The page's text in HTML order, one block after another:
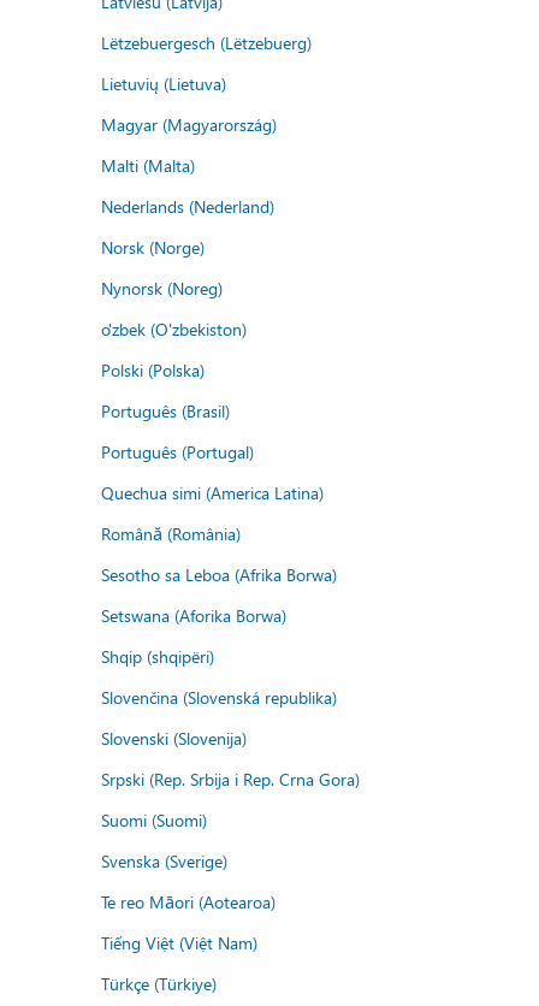
Lëtzebuergesch (Lëtzebuerg)
Lietuvių (Lietuva)
Magyar (Magyarország)
Malti (Malta)
Nederlands (Nederland)
Norsk (Norge)
Nynorsk (Noreg)
o'zbek (O'zbekiston)
Polski (Polska)
Português (Brasil)
Português (Portugal)
Quechua simi (America Latina)
Română (România)
Sesotho sa Leboa (Afrika Borwa)
Setswana (Aforika Borwa)
Shqip (shqipëri)
Slovenčina (Slovenská republika)
Slovenski (Slovenija)
Srpski (Rep. Srbija i Rep. Crna Gora)
Suomi (Suomi)
Svenska (Sverige)
Te reo Māori (Aotearoa)
Tiếng Việt (Việt Nam)
Türkçe (Türkiye)